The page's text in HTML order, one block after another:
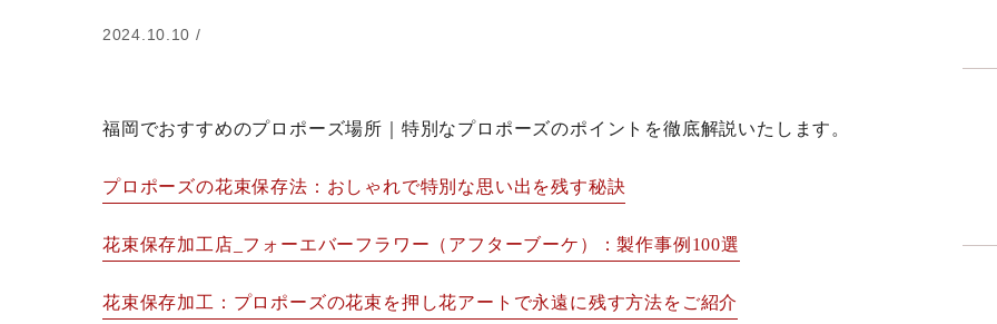
2024.10.10 /
福岡でおすすめのプロポーズ場所｜特別なプロポーズのポイントを徹底解説いたします。
プロポーズの花束保存法：おしゃれで特別な思い出を残す秘訣
花束保存加工店_フォーエバーフラワー（アフターブーケ）：製作事例100選
花束保存加工：プロポーズの花束を押し花アートで永遠に残す方法をご紹介